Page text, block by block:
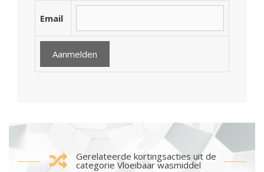
Email
Gerelateerde kortingsacties uit de
categorie Vloeibaar wasmiddel